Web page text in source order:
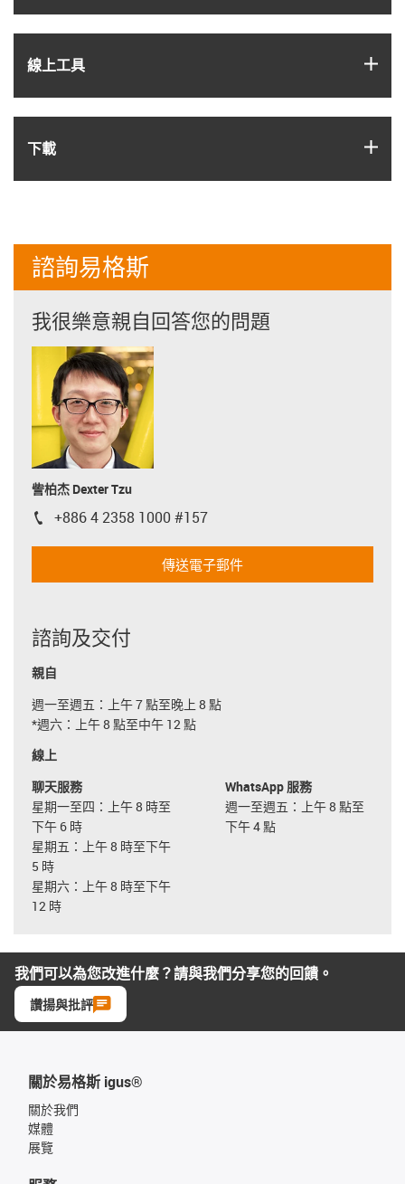
線上工具
下載
諮詢易格斯
我很樂意親自回答您的問題
訾柏杰 Dexter Tzu
igus-icon-phone
+886 4 2358 1000 #157
傳送電子郵件
諮詢及交付
親自
週一至週五：上午 7 點至晚上 8 點
*週六：上午 8 點至中午 12 點
線上
聊天服務
星期一至四：上午 8 時至
下午 6 時
星期五：上午 8 時至下午
5 時
星期六：上午 8 時至下午
12 時
WhatsApp 服務
週一至週五：上午 8 點至
下午 4 點
我們可以為您改進什麼？請與我們分享您的回饋。
讚揚與批評
關於易格斯 igus®
關於我們
媒體
展覽